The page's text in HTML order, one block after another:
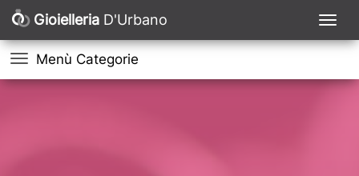
Gioielleria D'Urbano
Menù Categorie